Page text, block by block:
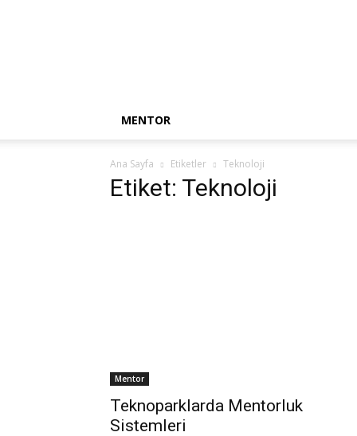
MENTOR
Ana Sayfa Etiketler Teknoloji
Etiket: Teknoloji
Mentor
Teknoparklarda Mentorluk
Sistemleri